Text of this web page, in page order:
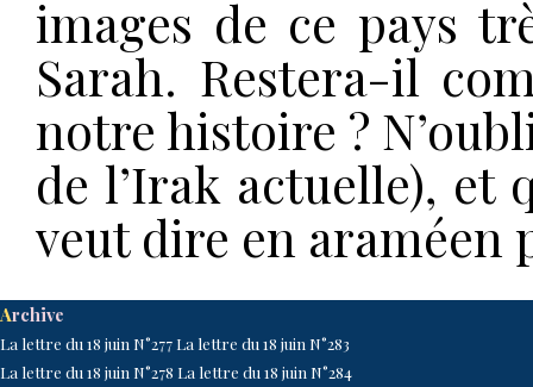
images de ce pays
Sarah. Restera-il
notre histoire ?
de l’Irak actuelle),
veut dire en araméen
Archive
La lettre du 18 juin N°277 La lettre du 18 juin N°283
La lettre du 18 juin N°278 La lettre du 18 juin N°284